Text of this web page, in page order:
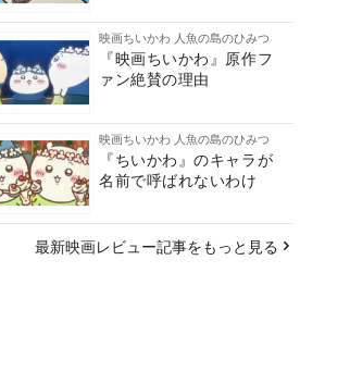
映画ちいかわ 人魚の島のひみつ
『映画ちいかわ』原作フ
ァン絶賛の理由
映画ちいかわ 人魚の島のひみつ
『ちいかわ』のキャラが
名前で呼ばれないわけ
最新映画レビュー記事をもっと見る